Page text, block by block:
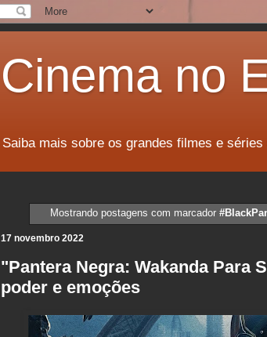
Cinema no
Saiba mais sobre os grandes filmes e
Mostrando postagens com marcador
17 novembro 2022
"Pantera Negra: Wakanda Para
poder e emoções